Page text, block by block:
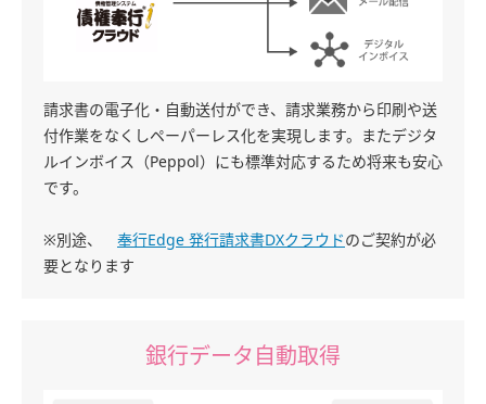
請求書の電子化・自動送付ができ、請求業務から印刷や送
付作業をなくしペーパーレス化を実現します。またデジタ
ルインボイス（Peppol）にも標準対応するため将来も安心
です。
※別途、 奉行Edge 発行請求書DXクラウド のご契約が必
要となります
銀行データ自動取得